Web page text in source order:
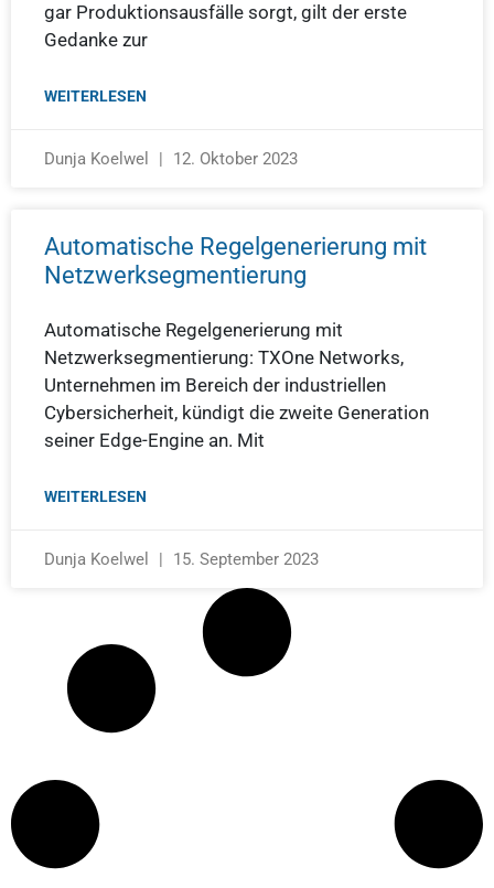
gar Produktionsausfälle sorgt, gilt der erste
Gedanke zur
WEITERLESEN
Dunja Koelwel 12. Oktober 2023
Automatische Regelgenerierung mit
Netzwerksegmentierung
Automatische Regelgenerierung mit
Netzwerksegmentierung: TXOne Networks,
Unternehmen im Bereich der industriellen
Cybersicherheit, kündigt die zweite Generation
seiner Edge-Engine an. Mit
WEITERLESEN
Dunja Koelwel 15. September 2023